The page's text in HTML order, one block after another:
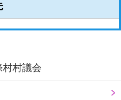
村村議会